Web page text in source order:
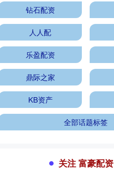
钻石配资
人人配
乐盈配资
鼎际之家
KB资产
全部话题标签
关注 富豪配资